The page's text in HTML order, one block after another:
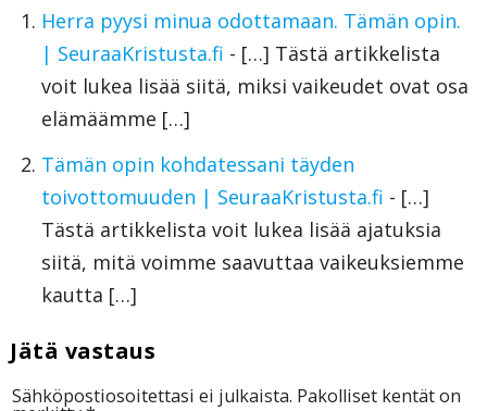
Herra pyysi minua odottamaan. Tämän opin.
| SeuraaKristusta.fi - […] Tästä artikkelista
voit lukea lisää siitä, miksi vaikeudet ovat osa
elämäämme […]
Tämän opin kohdatessani täyden
toivottomuuden | SeuraaKristusta.fi - […]
Tästä artikkelista voit lukea lisää ajatuksia
siitä, mitä voimme saavuttaa vaikeuksiemme
kautta […]
Sähköpostiosoitettasi ei julkaista. Pakolliset kentät on